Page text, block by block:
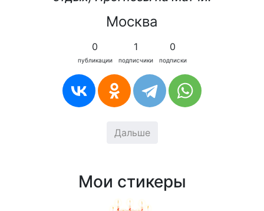
Москва
0
публикации
1
подписчики
0
подписки
Дальше
Мои стикеры